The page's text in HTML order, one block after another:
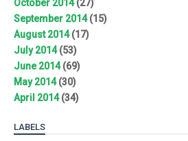
October 2014(27)
September 2014(15)
August 2014(17)
July 2014(53)
June 2014(69)
May 2014(30)
April 2014(34)
LABELS